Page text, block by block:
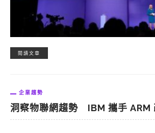
閱讀文章
企業趨勢
洞察物聯網趨勢 IBM 攜手 ARM